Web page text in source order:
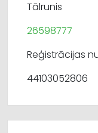
Tālrunis
26598777
Reģistrācijas
44103052806